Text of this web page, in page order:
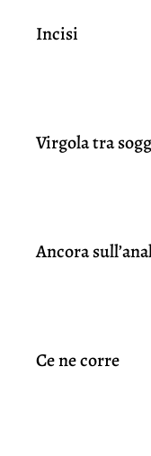
Incisi
Virgola tra
Ancora
Ce ne corre